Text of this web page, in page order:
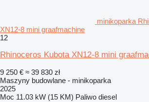
minikoparka
XN12-8 mini graafmachine
12
Rhinoceros Kubota XN12-8 mini
9 250 € ≈ 39 830 zł
Maszyny budowlane - minikoparka
2025
Moc 11.03 kW (15 KM) Paliwo diesel